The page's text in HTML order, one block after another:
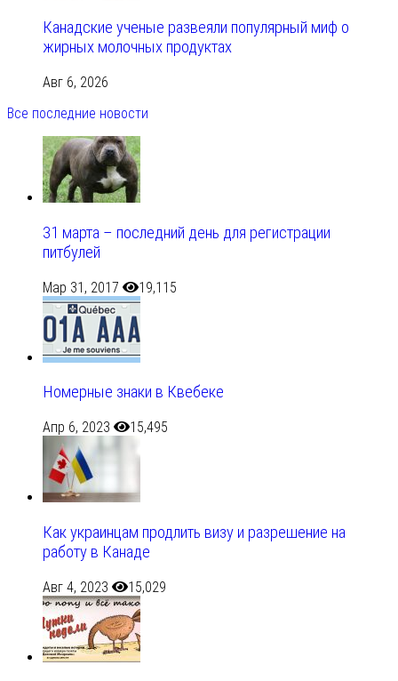
Канадские ученые развеяли популярный миф о
жирных молочных продуктах
Авг 6, 2026
Все последние новости
31 марта – последний день для регистрации
питбулей
Мар 31, 2017 19,115
Номерные знаки в Квебеке
Апр 6, 2023 15,495
Как украинцам продлить визу и разрешение на
работу в Канаде
Авг 4, 2023 15,029